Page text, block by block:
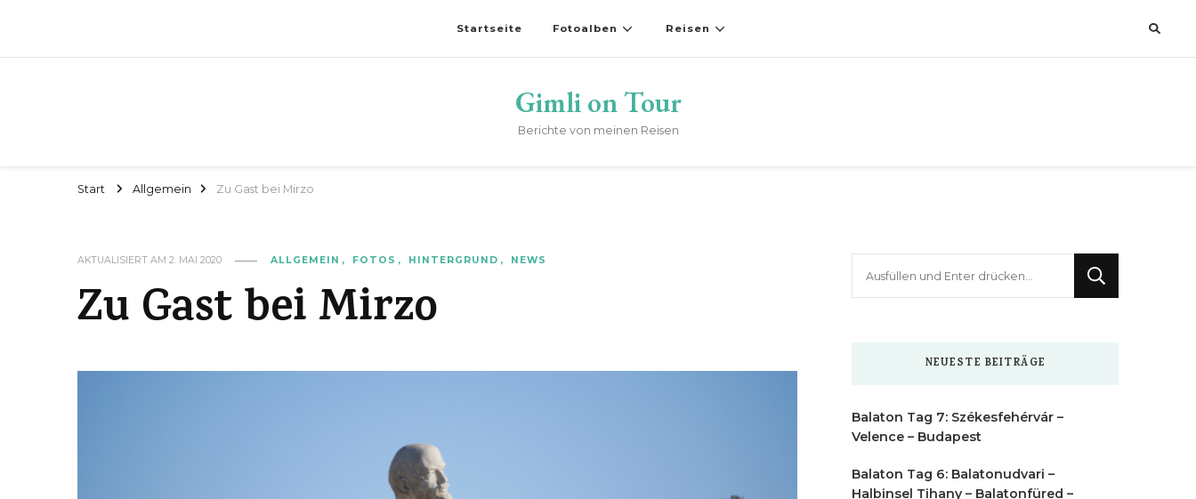
Startseite Fotoalben Reisen
Gimli on Tour
Berichte von meinen Reisen
Start Allgemein Zu Gast bei Mirzo
AKTUALISIERT AM 2. MAI 2020 ALLGEMEIN FOTOS HINTERGRUND NEWS
Zu Gast bei Mirzo
NEUESTE BEITRÄGE
Balaton Tag 7: Székesfehérvár –
Velence – Budapest
Balaton Tag 6: Balatonudvari –
Halbinsel Tihany – Balatonfüred –